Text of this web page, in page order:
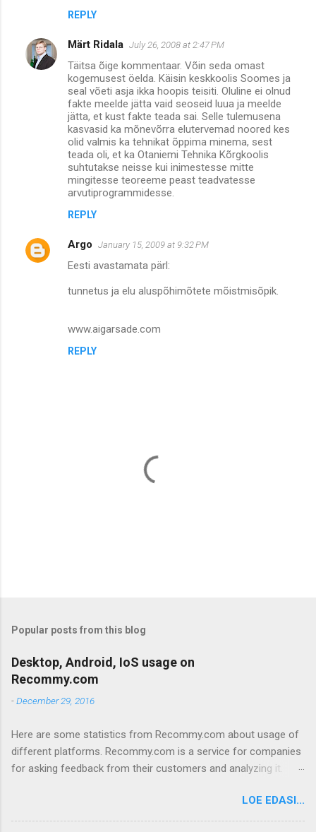
REPLY
Märt Ridala July 26, 2008 at 2:47 PM
Täitsa õige kommentaar. Võin seda omast
kogemusest öelda. Käisin keskkoolis Soomes ja
seal võeti asja ikka hoopis teisiti. Oluline ei olnud
fakte meelde jätta vaid seoseid luua ja meelde
jätta, et kust fakte teada sai. Selle tulemusena
kasvasid ka mõnevõrra elutervemad noored kes
olid valmis ka tehnikat õppima minema, sest
teada oli, et ka Otaniemi Tehnika Kõrgkoolis
suhtutakse neisse kui inimestesse mitte
mingitesse teoreeme peast teadvatesse
arvutiprogrammidesse.
REPLY
Argo January 15, 2009 at 9:32 PM
Eesti avastamata pärl:
tunnetus ja elu aluspõhimõtete mõistmisõpik.
www.aigarsade.com
REPLY
t
o
m
e
t
Popular posts from this blog
Desktop, Android, IoS usage on
Recommy.com
-December 29, 2016
Here are some statistics from Recommy.com about usage of
different platforms. Recommy.com is a service for companies
for asking feedback from their customers and analyzing it.
customers with an E-mail. The customers click on a link in the
E-mail and go to the Recommy webpage where they fill in the
LOE EDASI...